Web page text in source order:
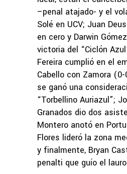
–penal atajado- y el
Solé en UCV; Juan
en cero y Darwin
victoria del “Ciclón
Fereira cumplió en el
Cabello con Zamora
se ganó una
“Torbellino Auriazul”;
Granados dio dos
Montero anotó en
Flores lideró la zona
y finalmente, Bryan
penalti que guío el